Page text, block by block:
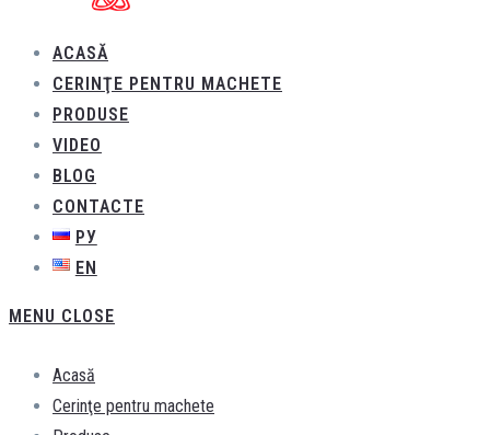
ACASĂ
CERINŢE PENTRU MACHETE
PRODUSE
VIDEO
BLOG
CONTACTE
РУ
EN
MENU CLOSE
Acasă
Cerinţe pentru machete